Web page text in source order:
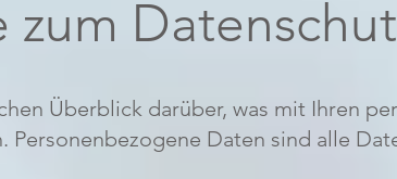
zum
Überblick darüber, was mit Ihren
Personenbezogene Daten sind alle